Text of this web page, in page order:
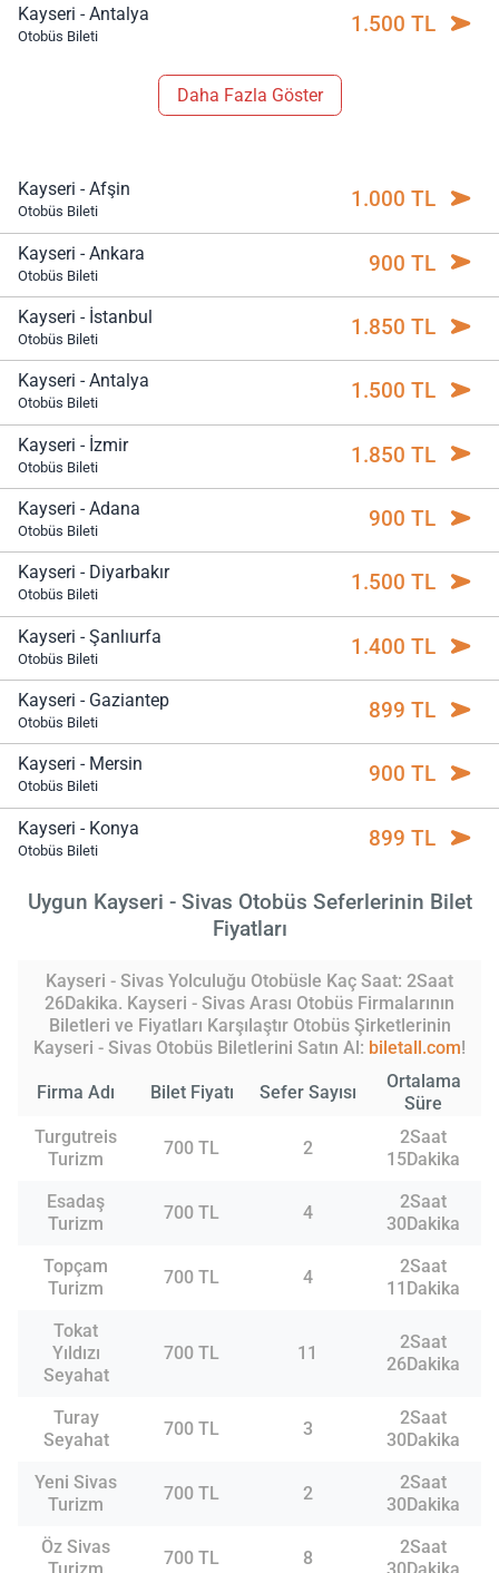
Kayseri - Antalya
Otobüs Bileti 1.500 TL
Daha Fazla Göster
Kayseri - Afşin
Otobüs Bileti 1.000 TL
Kayseri - Ankara
Otobüs Bileti 900 TL
Kayseri - İstanbul
Otobüs Bileti 1.850 TL
Kayseri - Antalya
Otobüs Bileti 1.500 TL
Kayseri - İzmir
Otobüs Bileti 1.850 TL
Kayseri - Adana
Otobüs Bileti 900 TL
Kayseri - Diyarbakır
Otobüs Bileti 1.500 TL
Kayseri - Şanlıurfa
Otobüs Bileti 1.400 TL
Kayseri - Gaziantep
Otobüs Bileti 899 TL
Kayseri - Mersin
Otobüs Bileti 900 TL
Kayseri - Konya
Otobüs Bileti 899 TL
Uygun Kayseri - Sivas Otobüs Seferlerinin Bilet
Fiyatları
Kayseri - Sivas Yolculuğu Otobüsle Kaç Saat: 2Saat
26Dakika. Kayseri - Sivas Arası Otobüs Firmalarının
Biletleri ve Fiyatları Karşılaştır Otobüs Şirketlerinin
Kayseri - Sivas Otobüs Biletlerini Satın Al: biletall.com!
Firma Adı Bilet Fiyatı Sefer Sayısı
Ortalama
Süre
Turgutreis
Turizm
700 TL 2
2Saat
15Dakika
Esadaş
Turizm
700 TL 4
2Saat
30Dakika
Topçam
Turizm
700 TL 4
2Saat
11Dakika
Tokat
Yıldızı
Seyahat
700 TL 11
2Saat
26Dakika
Turay
Seyahat
700 TL 3
2Saat
30Dakika
Yeni Sivas
Turizm
700 TL 2
2Saat
30Dakika
Öz Sivas
700 TL 8
2Saat